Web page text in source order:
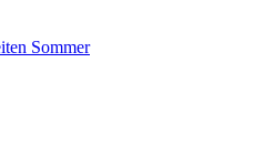
Sommer